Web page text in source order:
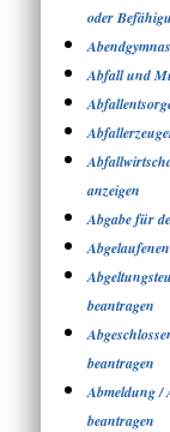
oder
Abfall und
anzeigen
Abgabe für
beantragen
beantragen
Abmeldung /
beantragen